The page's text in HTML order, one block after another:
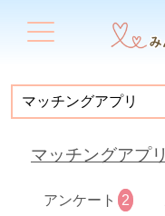
マッチングアプ
アンケート 2